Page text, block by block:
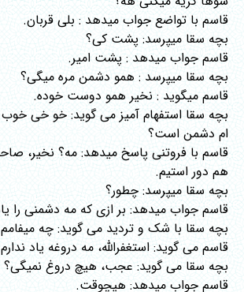
قاسم با تواضع جواب میدهد : بلی قربان.
بچه سقا میپرسد: پشت کی؟
قاسم جواب میدهد : پشت امیر.
بچه سقا میپرسد : همو دشمن مره میگی؟
قاسم میگوید : نخیر همو دوست خوده.
بچه سقا استفهام آمیز می گوید: خو خی
ام دشمن است؟
قاسم با فروتنی پاسخ میدهد: مه؟ نخیر،
هم دور استیم.
بچه سقا میپرسد: چطور؟
قاسم جواب میدهد: بر ازی که مه دشمنی را
بچه سقا با شک و تردید می گوید: چه میفامم
قاسم می گوید: استغفرالله، مه دروغه یاد
بچه سقا می گوید: عجب، هیچ دروغ نمیگی؟
قاسم جواب میدهد: هیچوقت.